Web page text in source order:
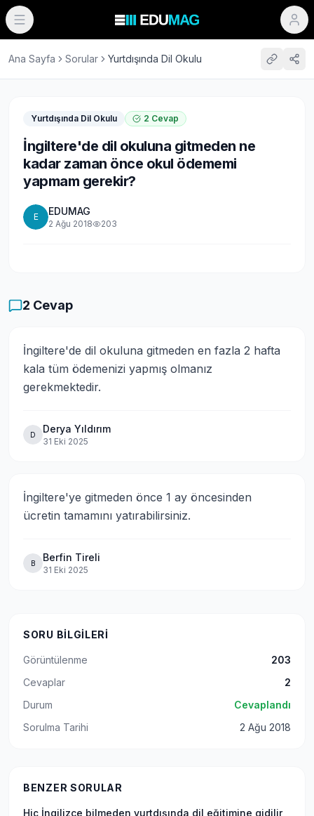
Ana Sayfa Sorular Yurtdışında Dil Okulu
Yurtdışında Dil Okulu 2 Cevap
İngiltere'de dil okuluna gitmeden ne
kadar zaman önce okul ödememi
yapmam gerekir?
E EDUMAG
2 Ağu 2018 203
2 Cevap
İngiltere'de dil okuluna gitmeden en fazla 2 hafta
kala tüm ödemenizi yapmış olmanız
gerekmektedir.
D Derya Yıldırım
31 Eki 2025
İngiltere'ye gitmeden önce 1 ay öncesinden
ücretin tamamını yatırabilirsiniz.
B Berfin Tireli
31 Eki 2025
SORU BILGILERI
Görüntülenme
203
Cevaplar
2
Durum
Cevaplandı
Sorulma Tarihi
2 Ağu 2018
BENZER SORULAR
Hiç İngilizce bilmeden yurtdışında dil eğitimine gidilir